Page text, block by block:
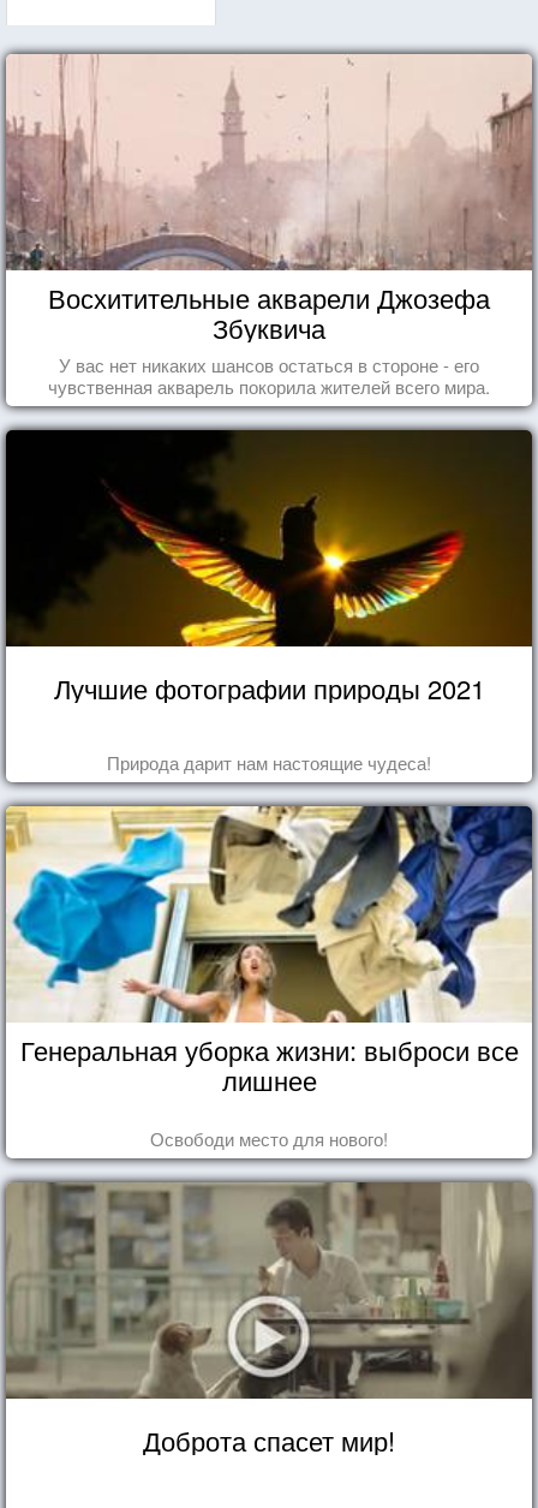
Восхитительные акварели Джозефа
Збуквича
У вас нет никаких шансов остаться в стороне - его
чувственная акварель покорила жителей всего мира.
Лучшие фотографии природы 2021
Природа дарит нам настоящие чудеса!
Генеральная уборка жизни: выброси все
лишнее
Освободи место для нового!
Доброта спасет мир!